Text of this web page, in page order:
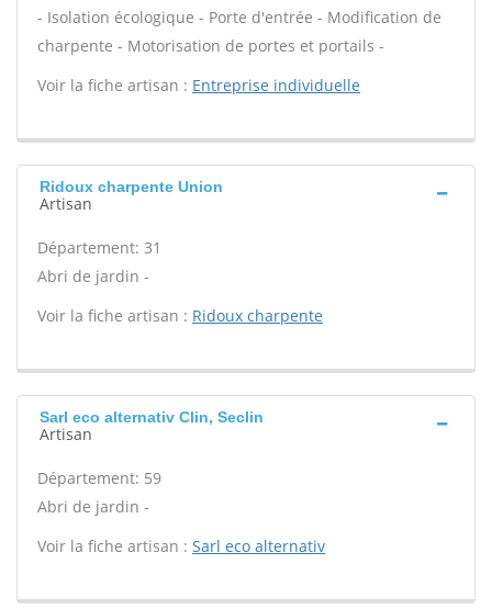
- Isolation écologique - Porte d'entrée - Modification de
charpente - Motorisation de portes et portails -
Voir la fiche artisan : Entreprise individuelle
Ridoux charpente Union
Artisan
Département: 31
Abri de jardin -
Voir la fiche artisan : Ridoux charpente
Sarl eco alternativ Clin, Seclin
Artisan
Département: 59
Abri de jardin -
Voir la fiche artisan : Sarl eco alternativ